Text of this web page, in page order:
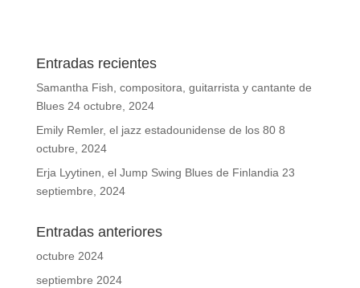
Entradas recientes
Samantha Fish, compositora, guitarrista y cantante de
Blues 24 octubre, 2024
Emily Remler, el jazz estadounidense de los 80 8
octubre, 2024
Erja Lyytinen, el Jump Swing Blues de Finlandia 23
septiembre, 2024
Entradas anteriores
octubre 2024
septiembre 2024